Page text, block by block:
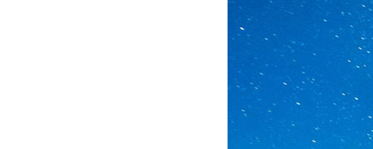
حجز موعد
الفتوى الهاتفية